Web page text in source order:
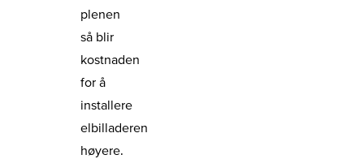
plenen
så blir
kostnaden
for å
installere
elbilladeren
høyere.